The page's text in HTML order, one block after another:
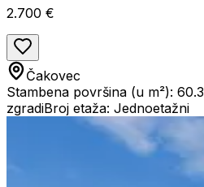
2.700 €
Čakovec
Stambena površina (u m²): 60.3
zgradiBroj etaža: Jednoetažni